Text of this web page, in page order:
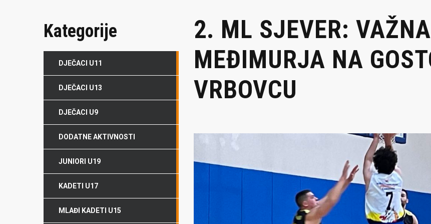
2. ML SJEVER:
MEĐIMURJA NA
VRBOVCU
Kategorije
DJEČACI U11
DJEČACI U13
DJEČACI U9
DODATNE AKTIVNOSTI
JUNIORI U19
KADETI U17
MLAĐI KADETI U15